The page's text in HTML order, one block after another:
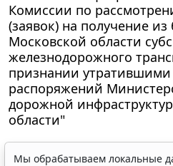
Комиссии по
(заявок) на получение
Московской области
железнодорожного
признании утратившими
распоряжений
дорожной
области"
Мы обрабатываем локальные